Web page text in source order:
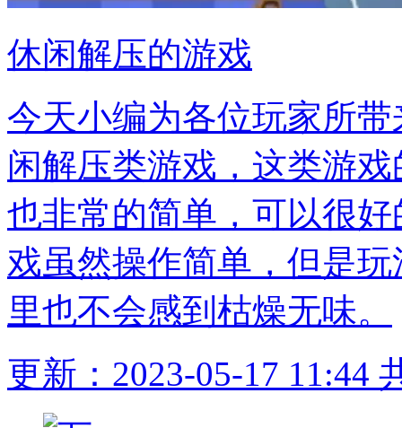
休闲解压的游戏
今天小编为各位玩家所
闲解压类游戏，这类游
也非常的简单，可以很
戏虽然操作简单，但是
里也不会感到枯燥无味。
更新：2023-05-17 11:44